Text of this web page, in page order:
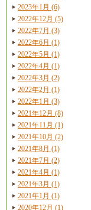
2023年1月 (6)
2022年12月 (5)
2022年7月 (3)
2022年6月 (1)
2022年5月 (1)
2022年4月 (1)
2022年3月 (2)
2022年2月 (1)
2022年1月 (3)
2021年12月 (8)
2021年11月 (1)
2021年10月 (2)
2021年8月 (1)
2021年7月 (2)
2021年4月 (1)
2021年3月 (1)
2021年1月 (1)
2020年12月 (1)